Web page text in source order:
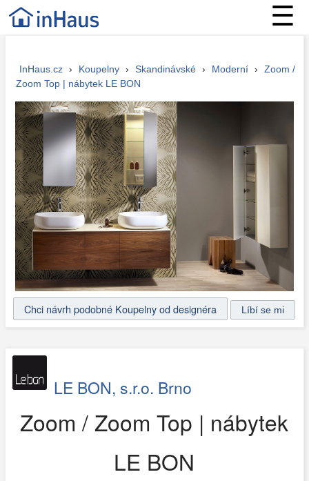
☰
InHaus.cz › Koupelny › Skandinávské › Moderní ›
Zoom /
Zoom Top | nábytek LE BON
Chci návrh podobné Koupelny od designéra
LE BON, s.r.o. Brno
Zoom / Zoom Top | nábytek
LE BON